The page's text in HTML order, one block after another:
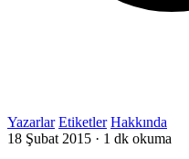
Yazarlar Etiketler Hakkında
18 Şubat 2015 · 1 dk okuma